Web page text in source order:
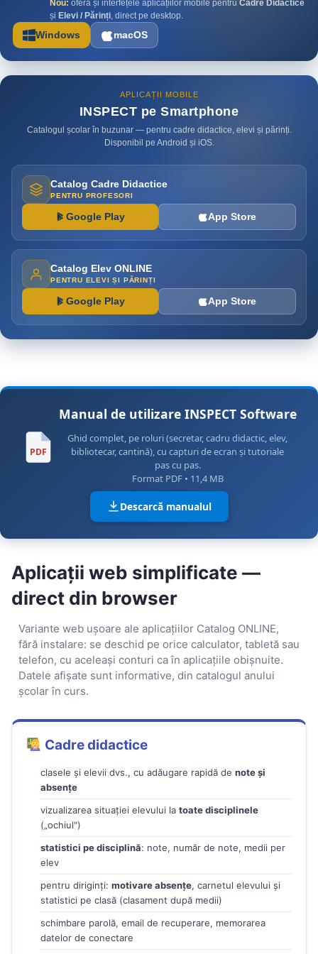
Nou: oferă și interfețele aplicațiilor mobile pentru Cadre Didactice
și Elevi / Părinți , direct pe desktop.
Windows macOS
APLICAȚII MOBILE
INSPECT pe Smartphone
Catalogul școlar în buzunar — pentru cadre didactice, elevi și părinți.
Disponibil pe Android și iOS.
Catalog Cadre Didactice
PENTRU PROFESORI
Google Play App Store
Catalog Elev ONLINE
PENTRU ELEVI ȘI PĂRINȚI
Google Play App Store
PDF
Manual de utilizare INSPECT Software
Ghid complet, pe roluri (secretar, cadru didactic, elev,
bibliotecar, cantină), cu capturi de ecran și tutoriale
pas cu pas.
Format PDF • 11,4 MB
Descarcă manualul
Aplicații web simplificate —
direct din browser
Variante web ușoare ale aplicațiilor Catalog ONLINE,
fără instalare: se deschid pe orice calculator, tabletă sau
telefon, cu aceleași conturi ca în aplicațiile obișnuite.
Datele afișate sunt informative, din catalogul anului
școlar în curs.
Cadre didactice
clasele și elevii dvs., cu adăugare rapidă de note și
absențe
vizualizarea situației elevului la toate disciplinele
(„ochiul")
statistici pe disciplină: note, număr de note, medii per
elev
pentru diriginți: motivare absențe, carnetul elevului și
statistici pe clasă (clasament după medii)
schimbare parolă, email de recuperare, memorarea
datelor de conectare